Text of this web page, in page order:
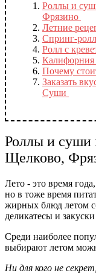
Роллы и
Фрязино
Летние
Спринг-
Ролл с
Почему
Заказать
Суши
Роллы и суши
Щелково,
Лето - это время
но в тоже время
жирных блюд летом
деликатесы и
Среди наиболее
выбирают летом
Ни для кого не